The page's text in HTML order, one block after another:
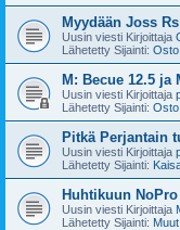
Myydään Joss
Uusin viesti Kirjoittaja
Lähetetty Sijainti:
M: Becue 12.5 ja
Uusin viesti Kirjoittaja
Lähetetty Sijainti:
Pitkä Perjantain
Uusin viesti Kirjoittaja
Lähetetty Sijainti:
Huhtikuun
Uusin viesti Kirjoittaja
Lähetetty Sijainti: